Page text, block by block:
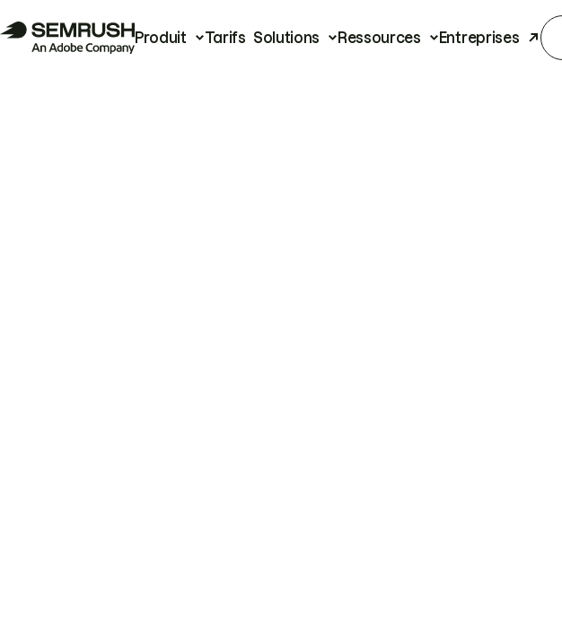
Produit Tarifs Solutions Ressources Entreprises